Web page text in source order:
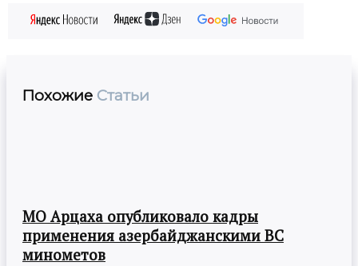
Похожие Статьи
МО Арцаха опубликовало кадры
применения азербайджанскими ВС
минометов